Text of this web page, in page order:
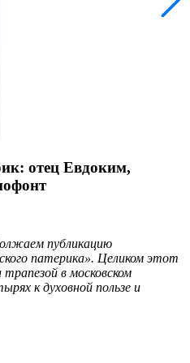
отец Евдоким,
публикацию
патерика». Целиком этот
в московском
к духовной пользе и